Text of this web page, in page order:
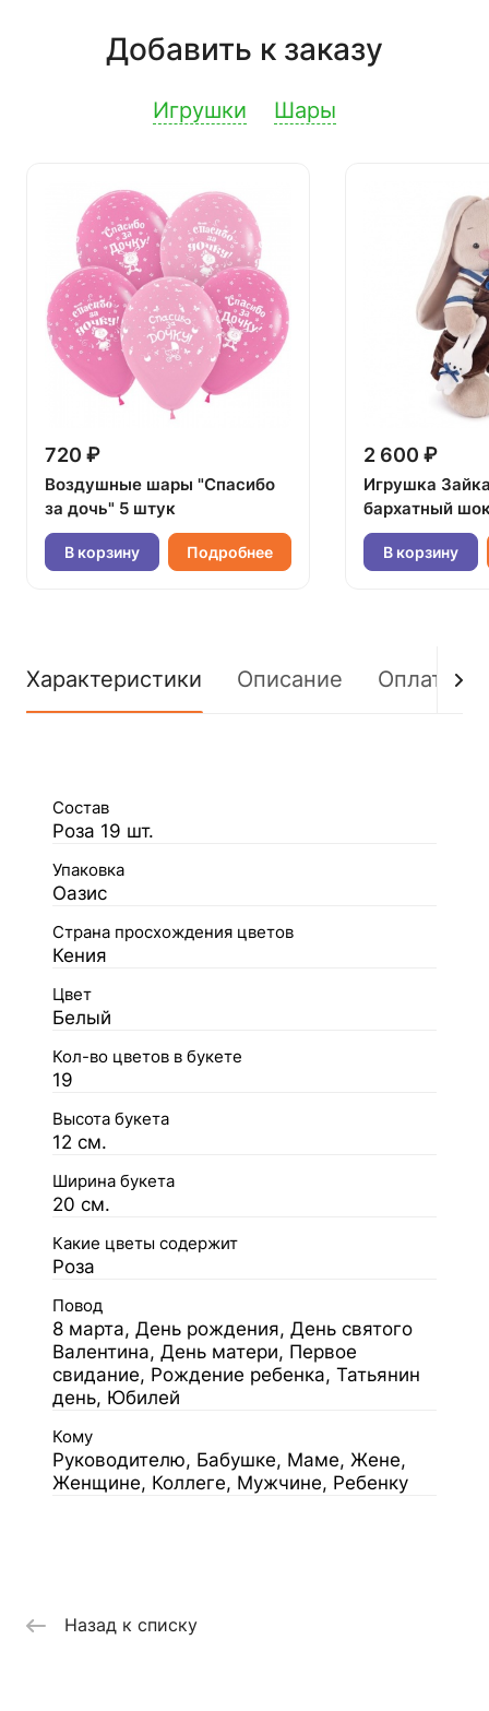
Добавить к заказу
Игрушки Шары
720 ₽
Воздушные шары "Спасибо
за дочь" 5 штук
В корзину Подробнее
2 600 ₽
Игрушка
бархатный
В корзину
Характеристики Описание Оплата
Состав
Роза 19 шт.
Упаковка
Оазис
Страна просхождения цветов
Кения
Цвет
Белый
Кол-во цветов в букете
19
Высота букета
12 см.
Ширина букета
20 см.
Какие цветы содержит
Роза
Повод
8 марта, День рождения, День святого
Валентина, День матери, Первое
свидание, Рождение ребенка, Татьянин
день, Юбилей
Кому
Руководителю, Бабушке, Маме, Жене,
Женщине, Коллеге, Мужчине, Ребенку
Назад к списку